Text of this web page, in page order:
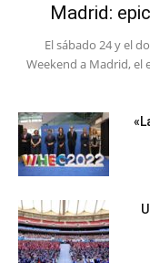
Madrid:
El sábado 24 y el
Weekend a Madrid, el